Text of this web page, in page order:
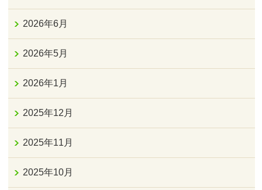
2026年6月
2026年5月
2026年1月
2025年12月
2025年11月
2025年10月